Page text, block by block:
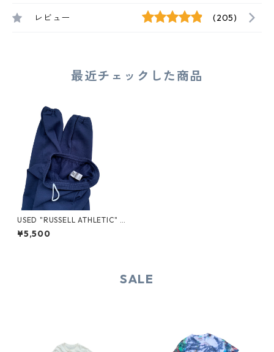
レビュー (205)
最近チェックした商品
USED "RUSSELL ATHLETIC" S
WEAT PANTS
¥5,500
SALE